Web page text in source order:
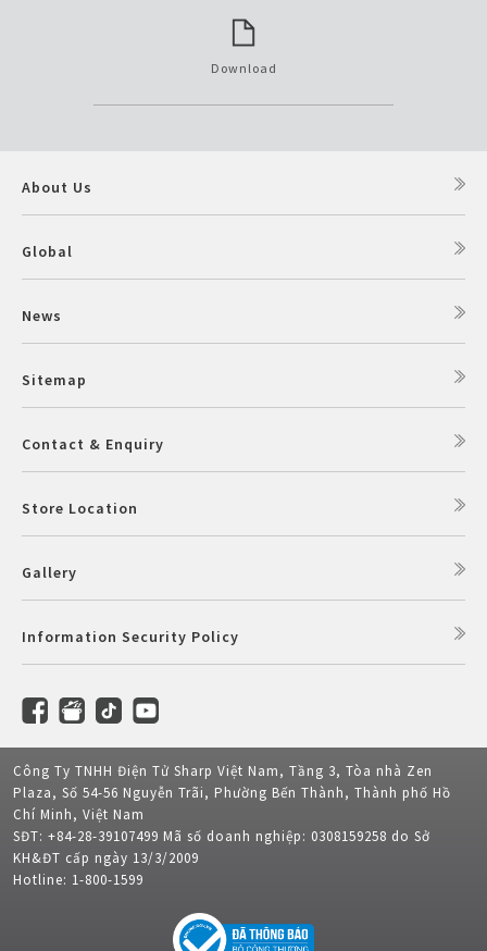
Download
About Us
Global
News
Sitemap
Contact & Enquiry
Store Location
Gallery
Information Security Policy
Công Ty TNHH Điện Tử Sharp Việt Nam, Tầng 3, Tòa nhà Zen
Plaza, Số 54-56 Nguyễn Trãi, Phường Bến Thành, Thành phố Hồ
Chí Minh, Việt Nam
SĐT: +84-28-39107499 Mã số doanh nghiệp: 0308159258 do Sở
KH&ĐT cấp ngày 13/3/2009
Hotline: 1-800-1599